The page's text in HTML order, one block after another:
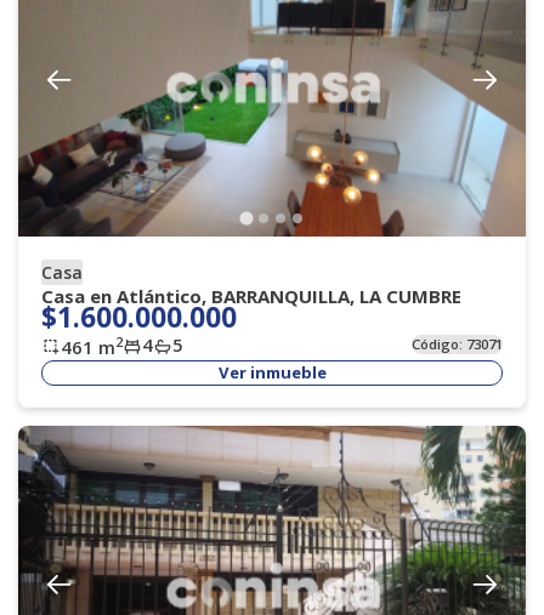
Casa
Casa en Atlántico, BARRANQUILLA, LA CUMBRE
$1.600.000.000
461 m2 4 5 Código: 73071
Ver inmueble